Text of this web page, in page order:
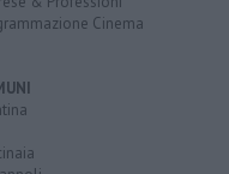
Cinema